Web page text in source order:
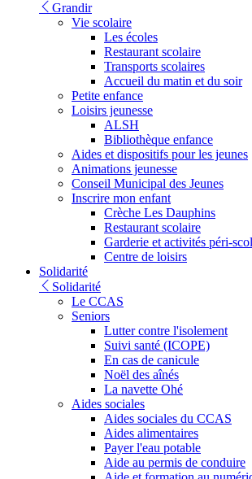
Grandir
Vie scolaire
Les écoles
Restaurant scolaire
Transports scolaires
Accueil du matin et du soir
Petite enfance
Loisirs jeunesse
ALSH
Bibliothèque enfance
Aides et dispositifs pour les jeunes
Animations jeunesse
Conseil Municipal des Jeunes
Inscrire mon enfant
Crèche Les Dauphins
Restaurant scolaire
Garderie et activités péri-
Centre de loisirs
Solidarité
Solidarité
Le CCAS
Seniors
Lutter contre l'isolement
Suivi santé (ICOPE)
En cas de canicule
Noël des aînés
La navette Ohé
Aides sociales
Aides sociales du CCAS
Aides alimentaires
Payer l'eau potable
Aide au permis de conduire